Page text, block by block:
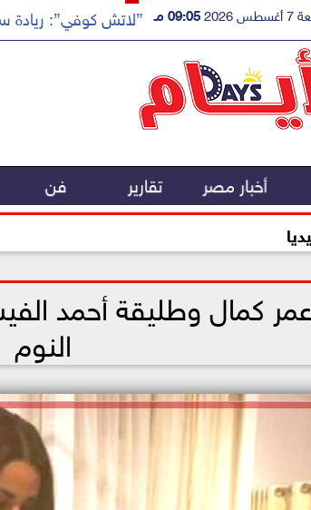
2026 09:05 مـ ”لاتش كوفي”: ريادة
أخبار مصر تقارير فن
كمال وطليقة أحمد
النوم